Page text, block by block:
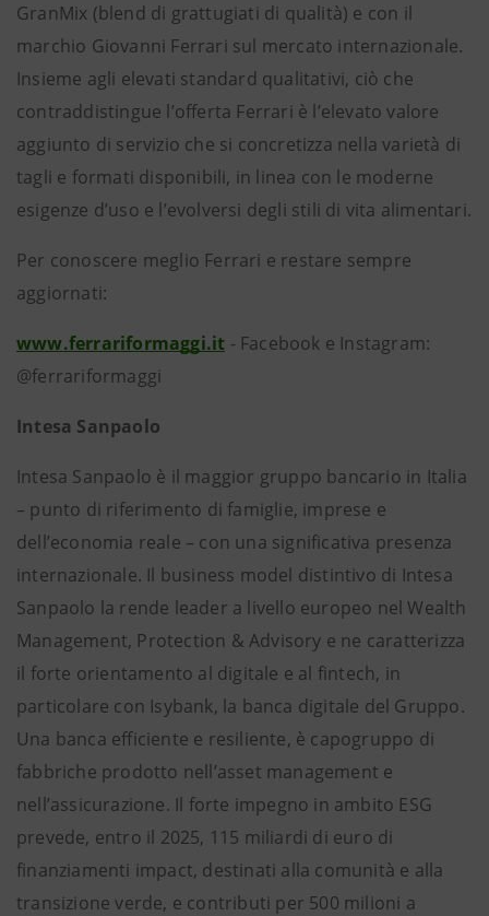
GranMix (blend di grattugiati di qualità) e con il
marchio Giovanni Ferrari sul mercato internazionale.
Insieme agli elevati standard qualitativi, ciò che
contraddistingue l’offerta Ferrari è l’elevato valore
aggiunto di servizio che si concretizza nella varietà di
tagli e formati disponibili, in linea con le moderne
esigenze d’uso e l’evolversi degli stili di vita alimentari.
Per conoscere meglio Ferrari e restare sempre
aggiornati:
www.ferrariformaggi.it - Facebook e Instagram:
@ferrariformaggi
Intesa Sanpaolo
Intesa Sanpaolo è il maggior gruppo bancario in Italia
– punto di riferimento di famiglie, imprese e
dell’economia reale – con una significativa presenza
internazionale. Il business model distintivo di Intesa
Sanpaolo la rende leader a livello europeo nel Wealth
Management, Protection & Advisory e ne caratterizza
il forte orientamento al digitale e al fintech, in
particolare con Isybank, la banca digitale del Gruppo.
Una banca efficiente e resiliente, è capogruppo di
fabbriche prodotto nell’asset management e
nell’assicurazione. Il forte impegno in ambito ESG
prevede, entro il 2025, 115 miliardi di euro di
finanziamenti impact, destinati alla comunità e alla
transizione verde, e contributi per 500 milioni a